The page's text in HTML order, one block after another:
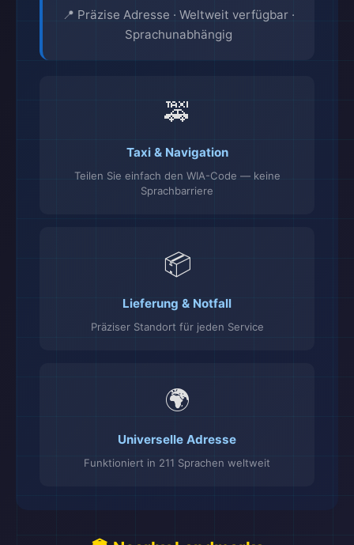
📍 Präzise Adresse · Weltweit verfügbar ·
Sprachunabhängig
🚕
Taxi & Navigation
Teilen Sie einfach den WIA-Code — keine
Sprachbarriere
📦
Lieferung & Notfall
Präziser Standort für jeden Service
🌍
Universelle Adresse
Funktioniert in 211 Sprachen weltweit